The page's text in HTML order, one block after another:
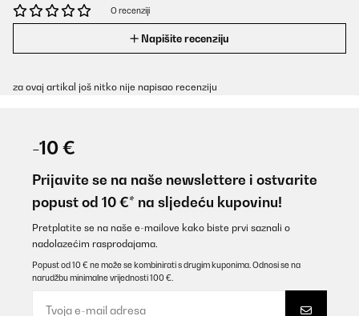
O recenziji
Napišite recenziju
za ovaj artikal još nitko nije napisao recenziju
-10 €
Prijavite se na naše newslettere i ostvarite
popust od 10 €* na sljedeću kupovinu!
Pretplatite se na naše e-mailove kako biste prvi saznali o
nadolazećim rasprodajama.
Popust od 10 € ne može se kombinirati s drugim kuponima. Odnosi se na
narudžbu minimalne vrijednosti 100 €.